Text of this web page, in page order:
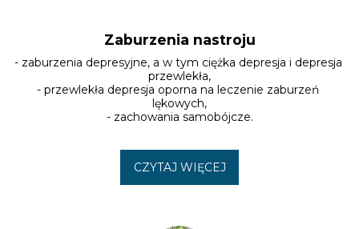
Zaburzenia nastroju
- zaburzenia depresyjne, a w tym ciężka depresja i depresja
przewlekła,
- przewlekła depresja oporna na leczenie zaburzeń
lękowych,
- zachowania samobójcze.
CZYTAJ WIĘCEJ